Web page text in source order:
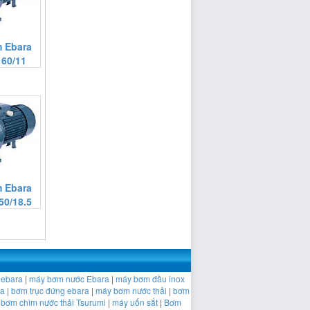
Ebara
11
Ebara
18.5
| máy bơm nước Ebara | máy bơm đầu inox
| bơm trục đứng ebara | máy bơm nước thải | bơm
bơm chìm nước thải Tsurumi | máy uốn sắt | Bơm